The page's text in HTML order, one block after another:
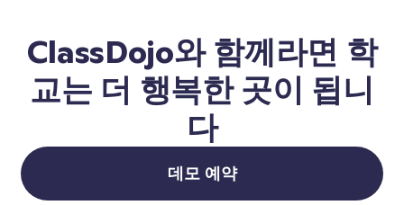
ClassDojo와 함께라면 학
교는 더 행복한 곳이 됩니
다
데모 예약